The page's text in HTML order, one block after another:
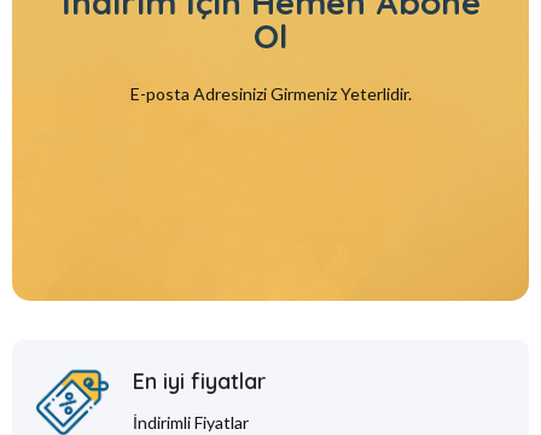
Ol
E-posta Adresinizi Girmeniz Yeterlidir.
En iyi fiyatlar
İndirimli Fiyatlar